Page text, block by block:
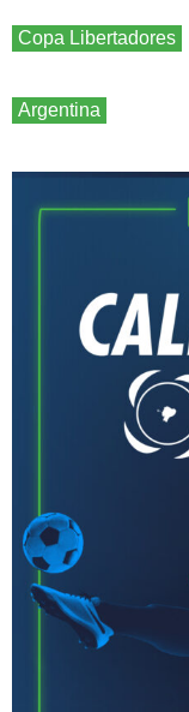
Copa Libertadores
Argentina